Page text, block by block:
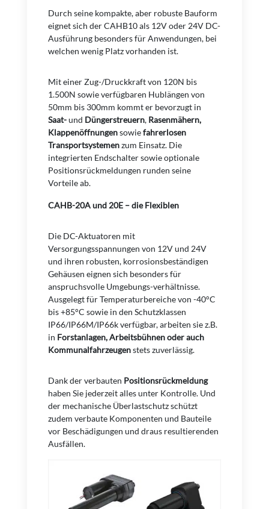
Durch seine kompakte, aber robuste Bauform
eignet sich der CAHB10 als 12V oder 24V DC-
Ausführung besonders für Anwendungen, bei
welchen wenig Platz vorhanden ist.
Mit einer Zug-/Druckkraft von 120N bis
1.500N sowie verfügbaren Hublängen von
50mm bis 300mm kommt er bevorzugt in
Saat-und Düngerstreuern, Rasenmähern,
Klappenöffnungensowiefahrerlosen
Transportsystemenzum Einsatz. Die
integrierten Endschalter sowie optionale
Positionsrückmeldungen runden seine
Vorteile ab.
CAHB-20A und 20E – die Flexiblen
Die DC-Aktuatoren mit
Versorgungsspannungen von 12V und 24V
und ihren robusten, korrosionsbeständigen
Gehäusen eignen sich besonders für
anspruchsvolle Umgebungs-verhältnisse.
Ausgelegt für Temperaturbereiche von -40°C
bis +85°C sowie in den Schutzklassen
IP66/IP66M/IP66k verfügbar, arbeiten sie z.B.
in Forstanlagen, Arbeitsbühnen oder auch
Kommunalfahrzeugenstets zuverlässig.
Dank der verbauten Positionsrückmeldung
haben Sie jederzeit alles unter Kontrolle. Und
der mechanische Überlastschutz schützt
zudem verbaute Komponenten und Bauteile
vor Beschädigungen und draus resultierenden
Ausfällen.